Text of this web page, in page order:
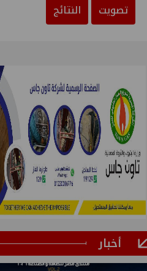
تصويت
النتائج
أخبار